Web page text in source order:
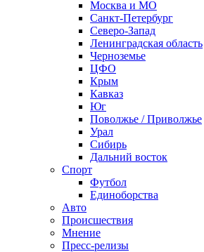
Москва и МО
Санкт-Петербург
Северо-Запад
Ленинградская область
Черноземье
ЦФО
Крым
Кавказ
Юг
Поволжье / Приволжье
Урал
Сибирь
Дальний восток
Спорт
Футбол
Единоборства
Авто
Происшествия
Мнение
Пресс-релизы